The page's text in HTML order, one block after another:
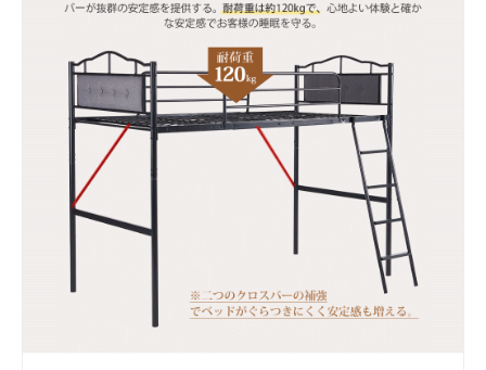
お買い物を続ける カートへ進む